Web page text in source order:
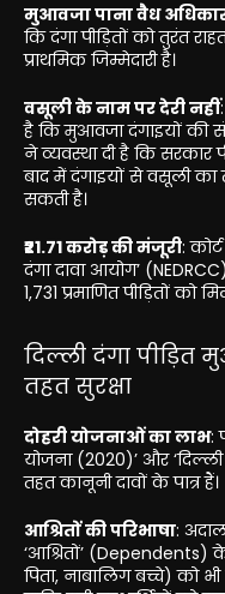
मुआवजा पाना वैध
कि दंगा पीड़ितों को तुरंत
प्राथमिक जिम्मेदारी है।
वसूली के नाम पर देरी नहीं
है कि मुआवजा दंगाइयों की
ने व्यवस्था दी है कि सरकार
बाद में दंगाइयों से वसूली
सकती है।
₹21.71 करोड़ की मंजूरी:
दंगा दावा आयोग’
1,731 प्रमाणित पीड़ितों को
दिल्ली दंगा पीड़ित
तहत सुरक्षा
दोहरी योजनाओं का लाभ:
योजना (2020)’ और
तहत कानूनी दावों के पात्र हैं।
आश्रितों की परिभाषा:
‘आश्रितों’ (Dependents)
पिता, नाबालिग बच्चे) को